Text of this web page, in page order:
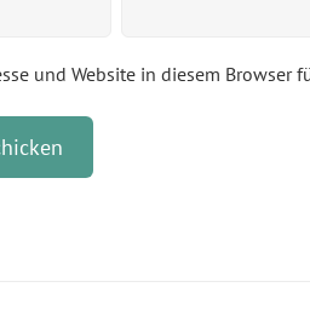
und Website in diesem Browser